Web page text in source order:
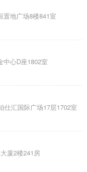
置地广场8楼841室
中心D座1802室
仕汇国际广场17层1702室
厦2楼241房